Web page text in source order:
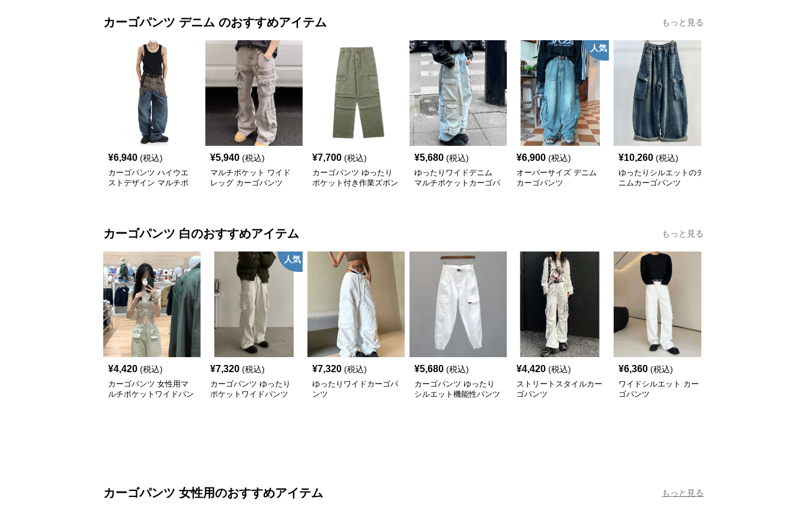
カーゴパンツ デニム のおすすめアイテム もっと見る
¥6,940 (税込)
カーゴパンツ ハイウエ
ストデザイン マルチポ
¥5,940 (税込)
マルチポケット ワイド
レッグ カーゴパンツ
¥7,700 (税込)
カーゴパンツ ゆったり
ポケット付き作業ズボン
¥5,680 (税込)
ゆったりワイドデニム
マルチポケットカーゴパ
人気
¥6,900 (税込)
オーバーサイズ デニム
カーゴパンツ
¥10,260 (税込)
ゆったりシルエットのデ
ニムカーゴパンツ
カーゴパンツ 白のおすすめアイテム もっと見る
¥4,420 (税込)
カーゴパンツ 女性用マ
ルチポケットワイドパン
人気
¥7,320 (税込)
カーゴパンツ ゆったり
ポケットワイドパンツ
¥7,320 (税込)
ゆったりワイドカーゴパ
ンツ
¥5,680 (税込)
カーゴパンツ ゆったり
シルエット機能性パンツ
¥4,420 (税込)
ストリートスタイルカー
ゴパンツ
¥6,360 (税込)
ワイドシルエット カー
ゴパンツ
カーゴパンツ 女性用のおすすめアイテム もっと見る